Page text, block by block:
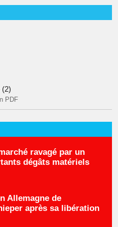
(2)
PDF
ravagé par un
dégâts matériels
Allemagne de
après sa libération